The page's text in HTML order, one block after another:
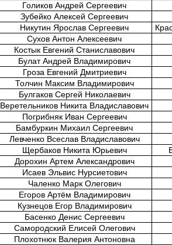
Голиков Андрей Сергеевич
Зубейко Алексей Сергеевич
Никутин Ярослав Сергеевич
Сухов Антон Алексеевич
Костык Евгений Станиславович
Булат Андрей Владимирович
Гроза Евгений Дмитриевич
Толчин Максим Владимирович
Булгаков Сергей Николаевич
Веретельников Никита Владиславович
Погрибняк Иван Сергеевич
Бамбуркин Михаил Сергеевич
Левченко Всеслав Владиславович
Щербаков Никита Юрьевич
Дорохин Артем Александрович
Исаев Эльвис Нурсиетович
Чаленко Марк Олегович
Егоров Артём Владимирович
Кузнецов Егор Владимирович
Басенко Денис Сергеевич
Самородский Елисей Олегович
Плохотнюк Валерия Антоновна